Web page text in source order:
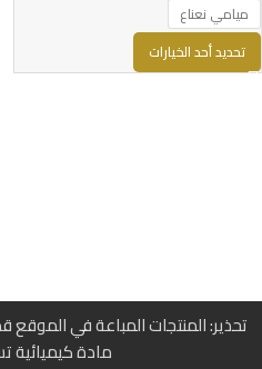
ميامي نعناع
تحديد أحد الخيارات
تحذير: المنتجات المباعة في الموقع
مادة كيميائية